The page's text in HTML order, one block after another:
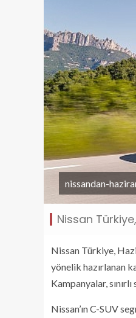
nissandan-
Nissan
Nissan Türkiye,
yönelik hazırlanan
Kampanyalar,
Nissan’ın C-SUV